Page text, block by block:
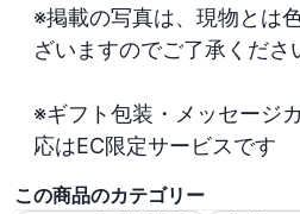
※掲載の写真は、現物とは
ざいますのでご了承くださ
※ギフト包装・メッセージ
応はEC限定サービスです
この商品のカテゴリー